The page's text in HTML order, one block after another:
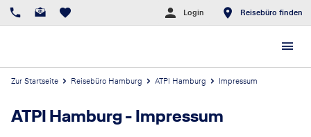
Login Reisebüro finden
Zur Startseite Reisebüro Hamburg ATPI Hamburg Impressum
ATPI Hamburg-Impressum